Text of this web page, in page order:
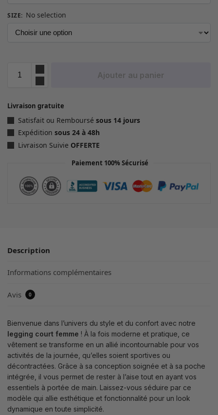
SIZE: No selection
Ajouter au panier
Livraison gratuite
Satisfait ou Remboursé sous 14 jours
Expédition sous 24 à 48h
Livraison Suivie OFFERTE
Paiement 100% Sécurisé
Description
Informations complémentaires
Avis 0
Bienvenue dans l’univers du style et du confort avec notre
legging court femme ! À la fois moderne et pratique, ce
vêtement se transforme en un allié incontournable pour vos
activités de la journée, qu’elles soient sportives ou
décontractées. Grâce à sa conception soignée et à sa poche
intégrée, il vous permet de rester à l’aise tout en ayant vos
essentiels à portée de main. Laissez-vous séduire par ce
modèle qui allie esthétique et fonctionnalité pour un look
dynamique en toute simplicité.